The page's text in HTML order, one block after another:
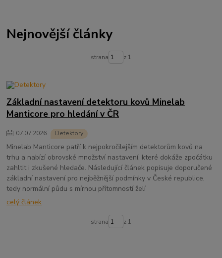
Nejnovější články
strana z 1
Základní nastavení detektoru kovů Minelab
Manticore pro hledání v ČR
07.07.2026 Detektory
Minelab Manticore patří k nejpokročilejším detektorům kovů na
trhu a nabízí obrovské množství nastavení, které dokáže zpočátku
zahltit i zkušené hledače. Následující článek popisuje doporučené
základní nastavení pro nejběžnější podmínky v České republice,
tedy normální půdu s mírnou přítomností želí
celý článek
strana z 1